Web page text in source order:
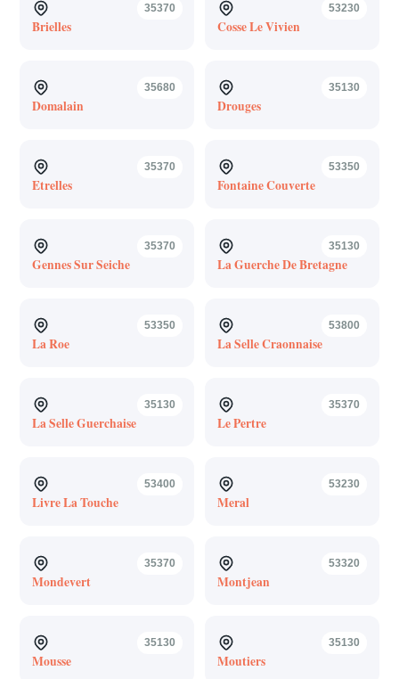
35370
Brielles
53230
Cosse Le Vivien
35680
Domalain
35130
Drouges
35370
Etrelles
53350
Fontaine Couverte
35370
Gennes Sur Seiche
35130
La Guerche De Bretagne
53350
La Roe
53800
La Selle Craonnaise
35130
La Selle Guerchaise
35370
Le Pertre
53400
Livre La Touche
53230
Meral
35370
Mondevert
53320
Montjean
35130
Mousse
35130
Moutiers